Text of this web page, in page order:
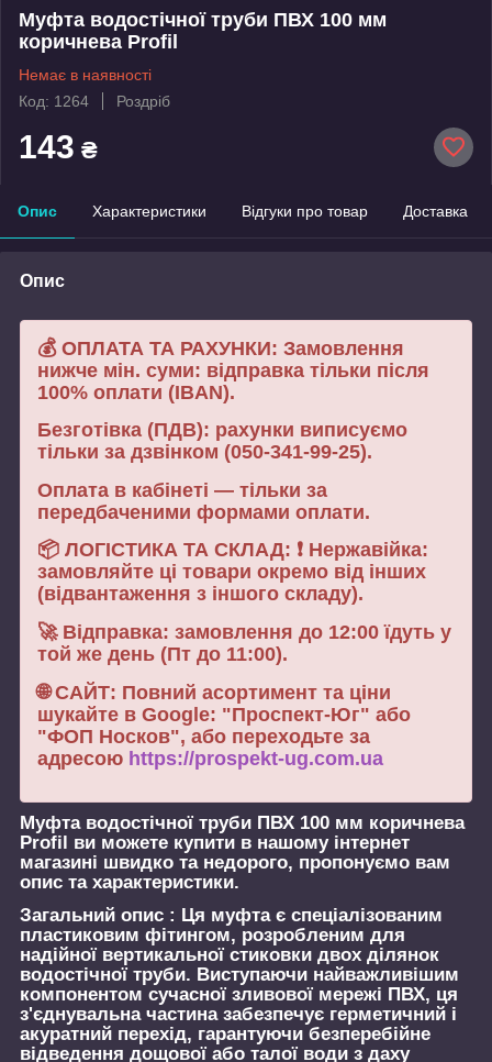
Муфта водостічної труби ПВХ 100 мм
коричнева Profil
Немає в наявності
Код: 1264
Роздріб
143 ₴
Опис Характеристики Відгуки про товар Доставка
Опис
💰 ОПЛАТА ТА РАХУНКИ: Замовлення
нижче мін. суми: відправка тільки після
100% оплати (IBAN).
Безготівка (ПДВ): рахунки виписуємо
тільки за дзвінком (050-341-99-25).
Оплата в кабінеті — тільки за
передбаченими формами оплати.
📦 ЛОГІСТИКА ТА СКЛАД: ❗ Нержавійка:
замовляйте ці товари окремо від інших
(відвантаження з іншого складу).
🚀 Відправка: замовлення до 12:00 їдуть у
той же день (Пт до 11:00).
🌐 САЙТ: Повний асортимент та ціни
шукайте в Google: "Проспект-Юг" або
"ФОП Носков", або переходьте за
адресою https://prospekt-ug.com.ua
Муфта водостічної труби ПВХ 100 мм коричнева
Profil ви можете купити в нашому інтернет
магазині швидко та недорого, пропонуємо вам
опис та характеристики.
Загальний опис : Ця муфта є спеціалізованим
пластиковим фітингом, розробленим для
надійної вертикальної стиковки двох ділянок
водостічної труби. Виступаючи найважливішим
компонентом сучасної зливової мережі ПВХ, ця
з'єднувальна частина забезпечує герметичний і
акуратний перехід, гарантуючи безперебійне
відведення дощової або талої води з даху